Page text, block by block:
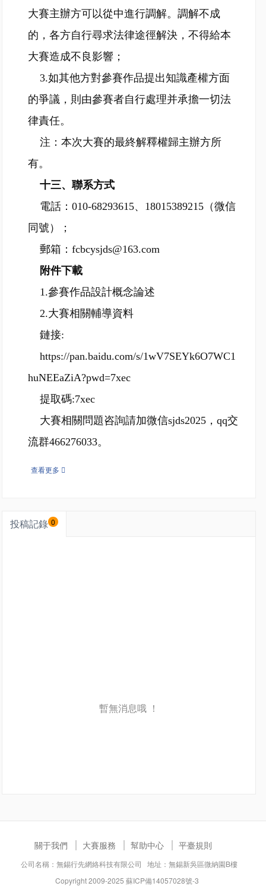
大賽主辦方可以從中進行調解。調解不成
的，各方自行尋求法律途徑解決，不得給本
大賽造成不良影響；
3.如其他方對參賽作品提出知識產權方面
的爭議，則由參賽者自行處理并承擔一切法
律責任。
注：本次大賽的最終解釋權歸主辦方所
有。
十三、聯系方式
電話：010-68293615、18015389215（微信
同號）；
郵箱：fcbcysjds@163.com
附件下載
1.參賽作品設計概念論述
2.大賽相關輔導資料
鏈接:
https://pan.baidu.com/s/1wV7SEYk6O7WC1
huNEEaZiA?pwd=7xec
提取碼:7xec
大賽相關問題咨詢請加微信sjds2025，qq交
流群466276033。
查看更多
投稿記錄 0
暫無消息哦 ！
關于我們 大賽服務 幫助中心 平臺規則
公司名稱：無錫行先網絡科技有限公司 地址：無錫新吳區微納園B樓
Copyright 2009-2025 蘇ICP備14057028號-3